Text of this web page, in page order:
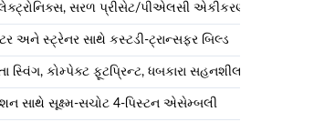
સરળ પ્રીસેટ/પીએલસી એકીકરણ
અને સ્ટ્રેનર સાથે કસ્ટડી-ટ્રાન્સફર બિલ્ડ
સ્વિંગ, કોમ્પેક્ટ ફૂટપ્રિન્ટ, ધબકારા સહનશીલતાને હેન્ડલ કરે છે
સાથે સૂક્ષ્મ-સચોટ 4-પિસ્ટન એસેમ્બલી